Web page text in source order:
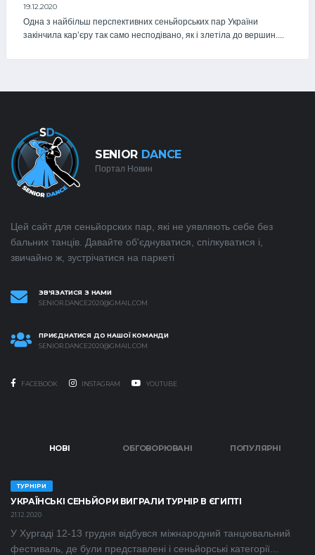
19.12.2020
Одна з найбільш перспективних сеньйорських пар України
закінчила кар’єру так само несподівано, як і злетіла до вершин....
SENIOR DANCE
Портал Новин
Цей сайт для сеньйорских пар, які не уявляють себе без
бальних танців. Давайте об'єднуватися, спілкуватися і,
звичайно ж, зустрічатися на паркеті
ЗВ'ЯЗАТИСЯ З НАМИ
SENIOR.DANCE2020@GMAIL.COM
ПРИЄДНАТИСЯ ДО НАШОЇ КОМАНДИ
SENIOR.DANCE2020@GMAIL.COM
FACEBOOK INSTAGRAM YOUTUBE
НОВІ ОБГОВОРЮВАНІ ПОПУЛЯРНІ
ТУРНІРИ
УКРАЇНСЬКІ СЕНЬЙОРИ ВИГРАЛИ ТУРНІР В ЄГИПТІ
21.12.2020
У Хургаді 12-13 грудня відбувся міжнародний танцювальний
фестиваль, де були представлені і сеньйорські категорії...